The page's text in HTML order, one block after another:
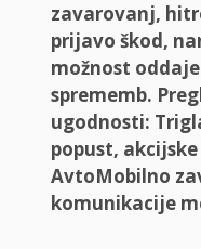
zavarovanj,
prijavo škod,
možnost
sprememb.
ugodnosti:
popust,
AvtoMobilno
komunikacije